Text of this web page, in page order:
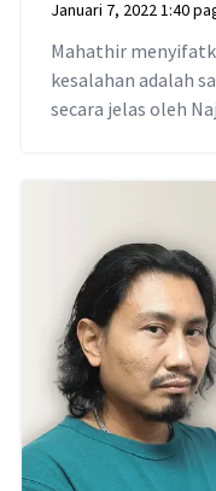
Januari 7, 2022 1:40
Mahathir
kesalahan adalah
secara jelas oleh